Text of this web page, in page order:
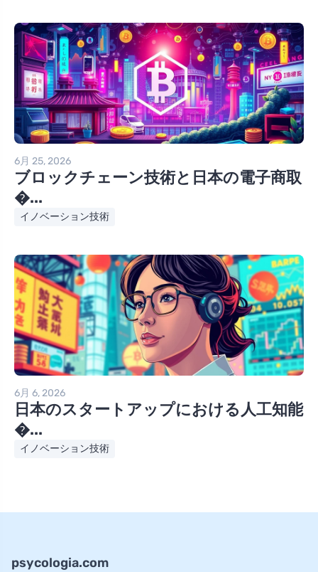
6月 25, 2026
ブロックチェーン技術と日本の電子商取
�...
イノベーション技術
6月 6, 2026
日本のスタートアップにおける人工知能
�...
イノベーション技術
psycologia.com